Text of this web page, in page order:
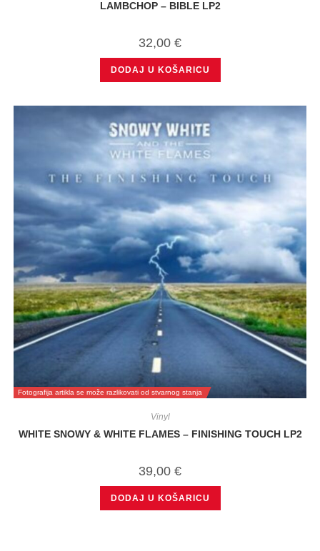
LAMBCHOP – BIBLE LP2
32,00 €
DODAJ U KOŠARICU
Fotografija artikla se može razlikovati od stvarnog stanja
Vinyl
WHITE SNOWY & WHITE FLAMES – FINISHING TOUCH LP2
39,00 €
DODAJ U KOŠARICU